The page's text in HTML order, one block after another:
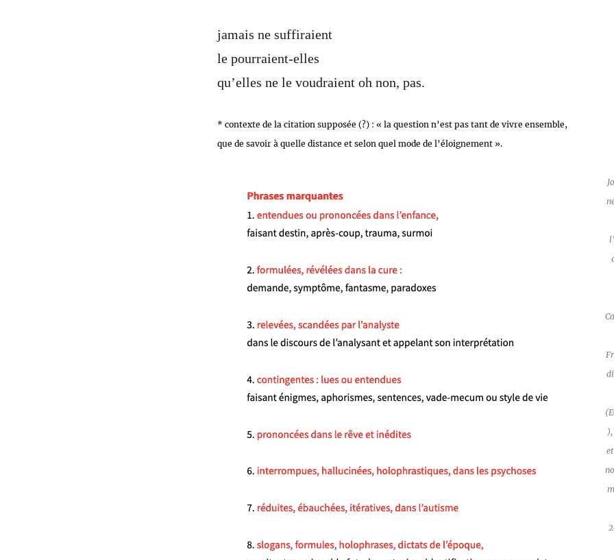
jamais ne suffiraient
le pourraient-elles
qu’elles ne le voudraient oh non, pas.
* contexte de la citation supposée (?) : « la question n’est pas tant de vivre ensemble,
que de savoir à quelle distance et selon quel mode de l’éloignement ».
),